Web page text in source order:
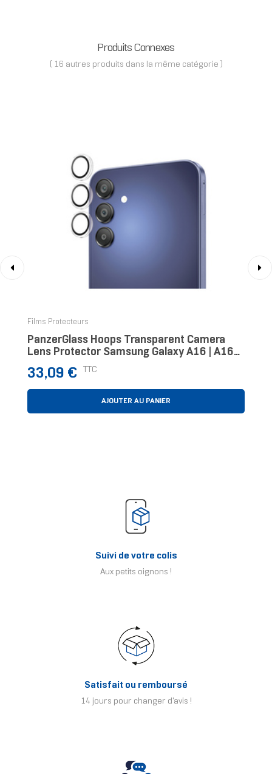
Produits Connexes
( 16 autres produits dans la même catégorie )
Films Protecteurs
PanzerGlass Hoops Transparent Camera
Lens Protector Samsung Galaxy A16 | A16
5G Protection D'écran Transparent 1
Pièce(s)
Prix
33,09 € TTC
AJOUTER AU PANIER
Suivi de votre colis
Aux petits oignons !
Satisfait ou remboursé
14 jours pour changer d'avis !